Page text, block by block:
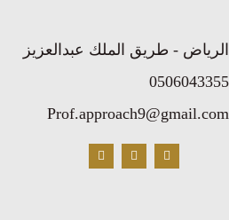
الرياض - طريق الملك عبدالعزيز
0506043355
Prof.approach9@gmail.com